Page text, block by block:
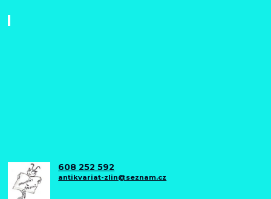
608 252 592
antikvariat-zlin@seznam.cz